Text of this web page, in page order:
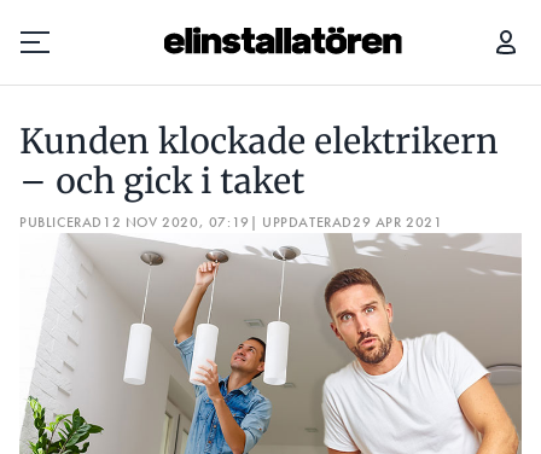
Prenumerera
Hantera prenumeration
Lediga jobb
Annonsera
Läs E-tidningen
Kunden klockade elektrikern
– och gick i taket
PUBLICERAD 12 NOV 2020, 07:19 | UPPDATERAD29 APR 2021
KUNDEN KLOCKADE ELEKTRIKERN – OCH GICK I TAKET